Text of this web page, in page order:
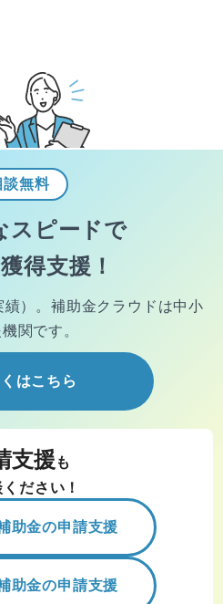
談無料
スピードで
得支援！
）。 補助金クラウドは中小
関です。
はこちら
支援 も
ださい！
助金の申請支援
助金の申請支援